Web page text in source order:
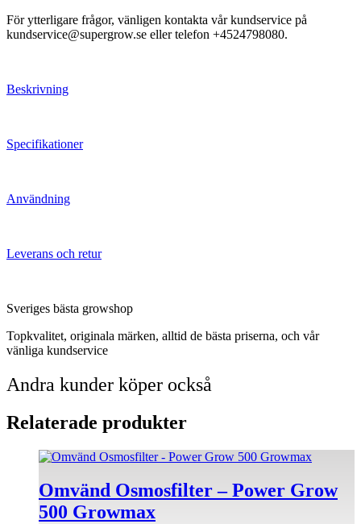
För ytterligare frågor, vänligen kontakta vår kundservice på
kundservice@supergrow.se eller telefon +4524798080.
Beskrivning
Specifikationer
Användning
Leverans och retur
Sveriges bästa growshop
Topkvalitet, originala märken, alltid de bästa priserna, och vår
vänliga kundservice
Andra kunder köper också
Relaterade produkter
Omvänd Osmosfilter – Power Grow
500 Growmax